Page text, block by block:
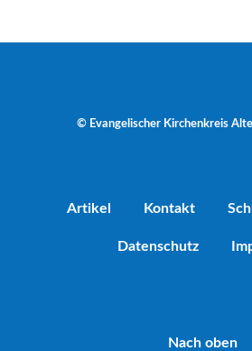
© Evangelischer Kirchenkreis
Artikel Kontakt
Datenschutz
Nach oben